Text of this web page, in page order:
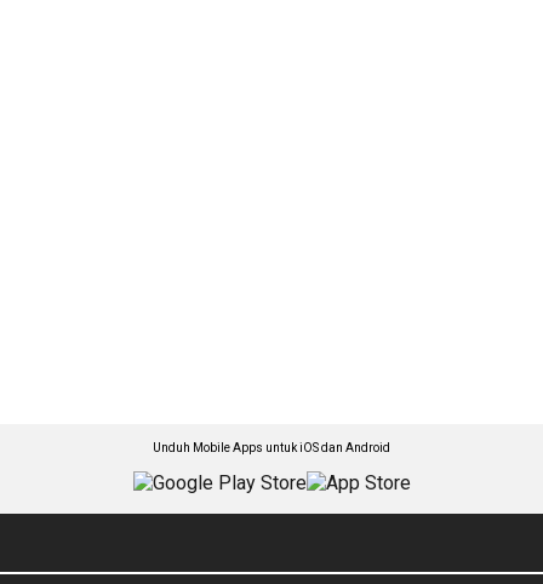
Unduh Mobile Apps untuk iOS dan Android